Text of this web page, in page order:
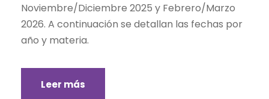
Noviembre/Diciembre 2025 y Febrero/Marzo
2026. A continuación se detallan las fechas por
año y materia.
Leer más